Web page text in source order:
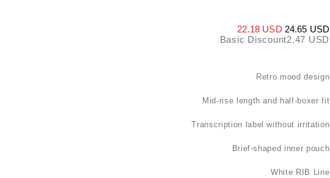
22.18 USD 24.65 USD
Basic Discount2.47 USD
Retro mood design
Mid-rise length and half-boxer fit
Transcription label without irritation
Brief-shaped inner pouch
White RIB Line